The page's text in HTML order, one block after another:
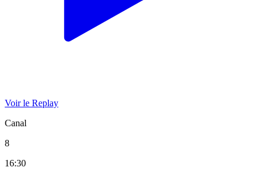
Voir le Replay
Canal
8
16:30